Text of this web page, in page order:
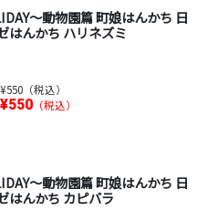
～動物園篇 町娘はんかち 日
はんかち ハリネズミ
¥550（税込）
¥550（税込）
～動物園篇 町娘はんかち 日
はんかち カピバラ